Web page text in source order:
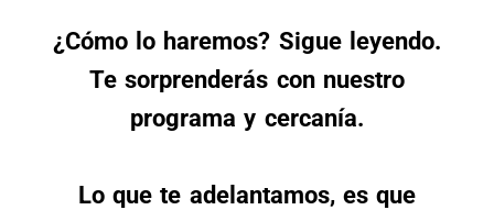
¿Cómo lo haremos? Sigue leyendo.
Te sorprenderás con nuestro
programa y cercanía.
Lo que te adelantamos, es que